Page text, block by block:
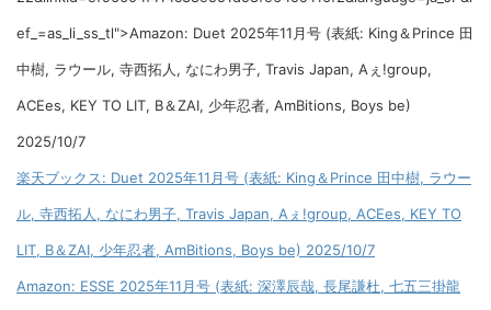
ef_=as_li_ss_tl">Amazon: Duet 2025年11月号 (表紙: King＆Prince 田
中樹, ラウール, 寺西拓人, なにわ男子, Travis Japan, Aぇ!group,
ACEes, KEY TO LIT, B＆ZAI, 少年忍者, AmBitions, Boys be)
2025/10/7
楽天ブックス: Duet 2025年11月号 (表紙: King＆Prince 田中樹, ラウー
ル, 寺西拓人, なにわ男子, Travis Japan, Aぇ!group, ACEes, KEY TO
LIT, B＆ZAI, 少年忍者, AmBitions, Boys be) 2025/10/7
Amazon: ESSE 2025年11月号 (表紙: 深澤辰哉, 長尾謙杜, 七五三掛龍